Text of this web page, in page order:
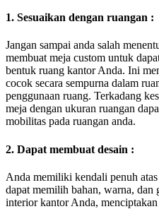
1. Sesuaikan dengan ruangan :
Jangan sampai anda salah
membuat meja custom untuk
bentuk ruang kantor Anda. Ini
cocok secara sempurna dalam
penggunaan ruang. Terkadang
meja dengan ukuran ruangan
mobilitas pada ruangan anda.
2. Dapat membuat desain :
Anda memiliki kendali penuh
dapat memilih bahan, warna, dan
interior kantor Anda,